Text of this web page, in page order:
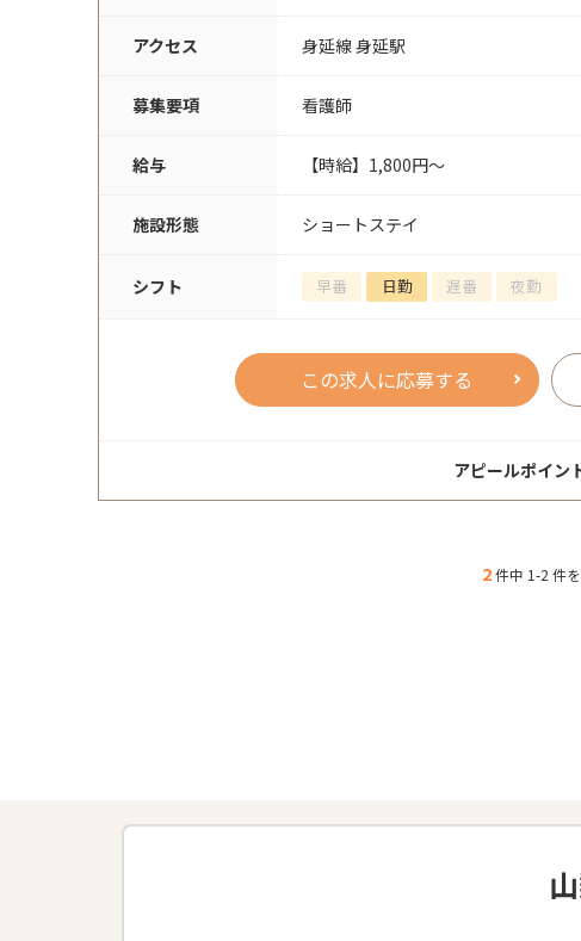
アクセス 身延線 身延駅
募集要項 看護師
給与 【時給】1,800円～
施設形態 ショートステイ
シフト 早番 日勤 遅番 夜勤
この求人に応募する
アピールポイン
2件中 1-2 件